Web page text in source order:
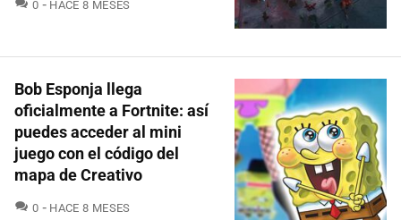
0 HACE 8 MESES
Bob Esponja llega
oficialmente a Fortnite: así
puedes acceder al mini
juego con el código del
mapa de Creativo
0 COMENTARIOS
HACE 8 MESES